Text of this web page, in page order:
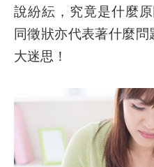
說紛紜，究竟是什麼
同徵狀亦代表著什麼
大迷思！